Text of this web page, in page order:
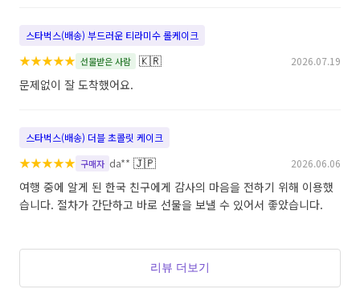
스타벅스(배송) 부드러운 티라미수 롤케이크
★★★★★ 선물받은 사람 🇰🇷 2026.07.19
문제없이 잘 도착했어요.
스타벅스(배송) 더블 초콜릿 케이크
★★★★★ 구매자 da** 🇯🇵 2026.06.06
여행 중에 알게 된 한국 친구에게 감사의 마음을 전하기 위해 이용했
습니다. 절차가 간단하고 바로 선물을 보낼 수 있어서 좋았습니다.
리뷰 더보기